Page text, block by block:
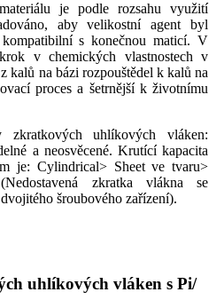
je podle rozsahu využití
aby velikostní agent byl
s konečnou maticí. V
v chemických vlastnostech v
kalů na bázi rozpouštědel k kalů na
proces a šetrnější k životnímu
uhlíkových vláken:
a neosvěcené. Krutící kapacita
je: Cylindrical> Sheet ve tvaru>
zkratka vlákna se
šroubového zařízení).
uhlíkových vláken s Pi/